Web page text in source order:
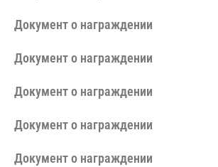
Документ о награждении
Документ о награждении
Документ о награждении
Документ о награждении
Документ о награждении